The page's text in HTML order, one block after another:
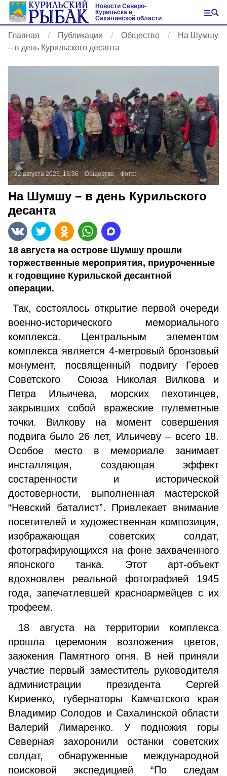
Новости Северо-
Курильска и
Сахалинской области
Главная Публикации Общество
На Шумшу
– в день Курильского десанта
22 августа 2025, 16:36 Общество Фото:
На Шумшу – в день Курильского
десанта
18 августа на острове Шумшу прошли
торжественные мероприятия, приуроченные
к годовщине Курильской десантной
операции.
Так, состоялось открытие первой очереди
военно-исторического мемориального
комплекса. Центральным элементом
комплекса является 4-метровый бронзовый
монумент, посвященный подвигу Героев
Советского Союза Николая Вилкова и
Петра Ильичева, морских пехотинцев,
закрывших собой вражеские пулеметные
точки. Вилкову на момент совершения
подвига было 26 лет, Ильичеву – всего 18.
Особое место в мемориале занимает
инсталляция, создающая эффект
состаренности и исторической
достоверности, выполненная мастерской
“Невский баталист”. Привлекает внимание
посетителей и художественная композиция,
изображающая советских солдат,
фотографирующихся на фоне захваченного
японского танка. Этот арт-объект
вдохновлен реальной фотографией 1945
года, запечатлевшей красноармейцев с их
трофеем.
18 августа на территории комплекса
прошла церемония возложения цветов,
зажжения Памятного огня. В ней приняли
участие первый заместитель руководителя
администрации президента Сергей
Кириенко, губернаторы Камчатского края
Владимир Солодов и Сахалинской области
Валерий Лимаренко. У подножия горы
Северная захоронили останки советских
солдат, обнаруженные международной
поисковой экспедицией “По следам